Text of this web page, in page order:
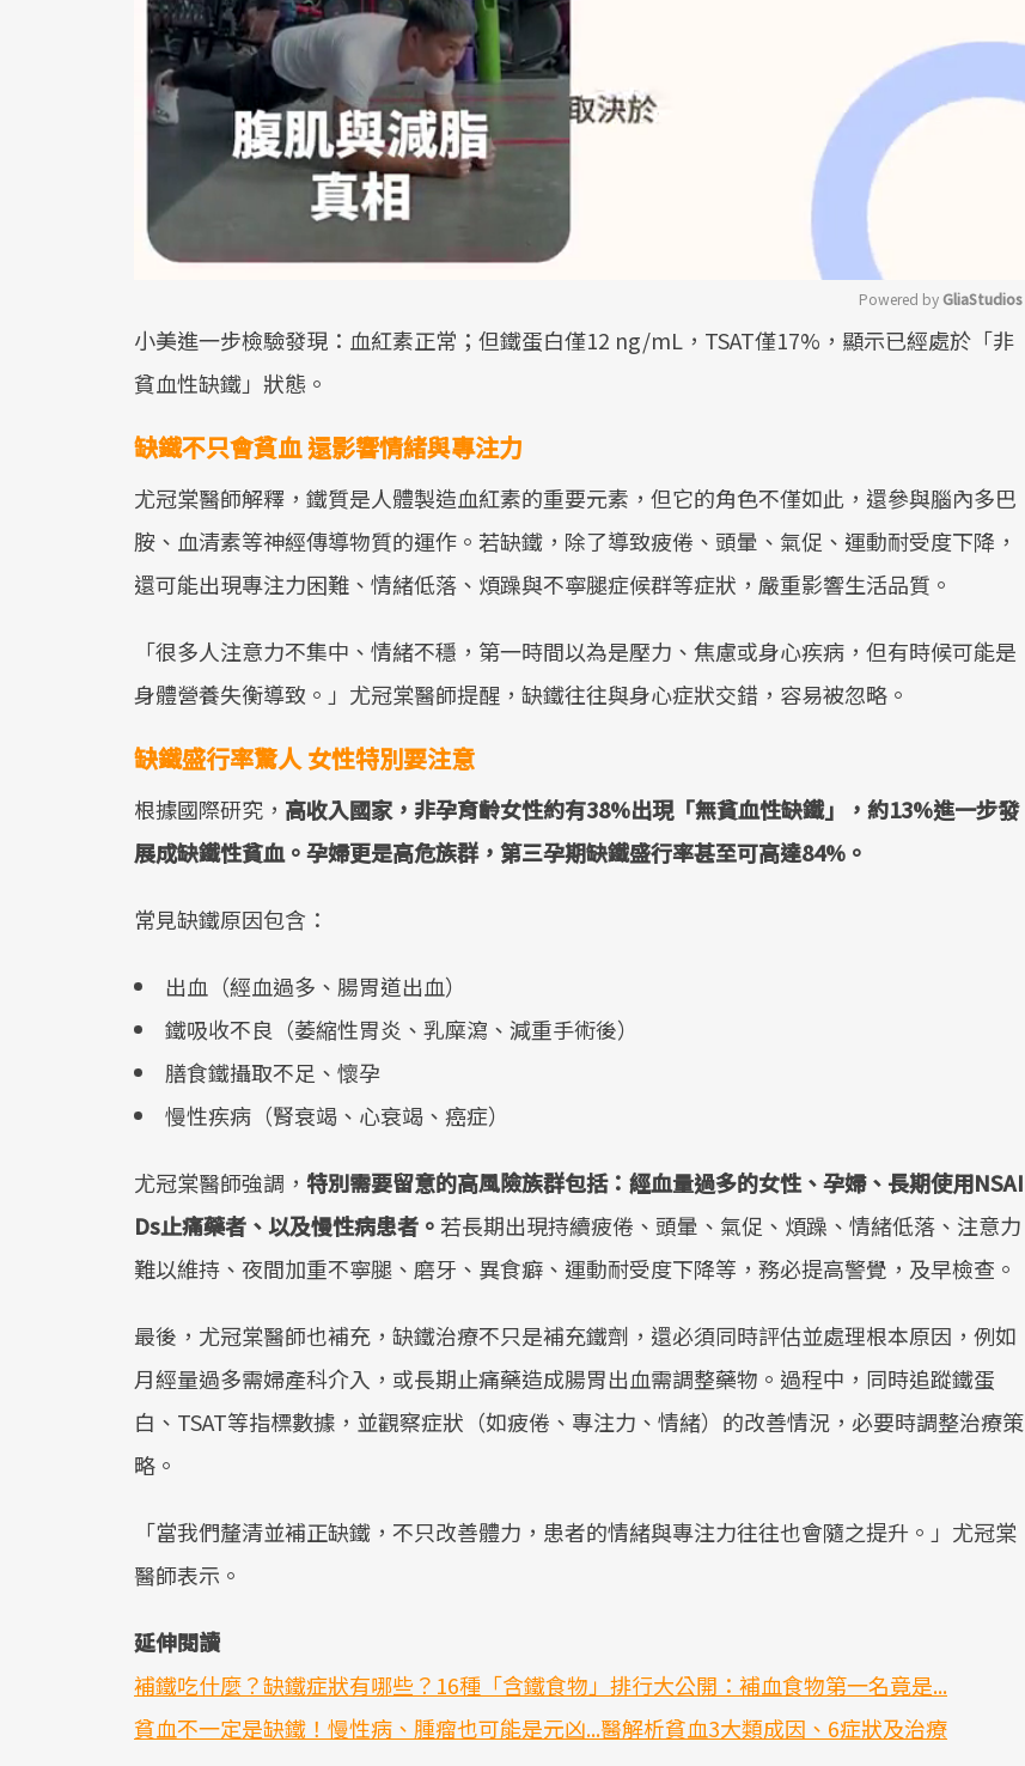
Powered by GliaStudios
小美進一步檢驗發現：血紅素正常；但鐵蛋白僅12 ng/mL，TSAT僅17%，顯示已經處於「非
貧血性缺鐵」狀態。
缺鐵不只會貧血 還影響情緒與專注力
尤冠棠醫師解釋，鐵質是人體製造血紅素的重要元素，但它的角色不僅如此，還參與腦內多巴
胺、血清素等神經傳導物質的運作。若缺鐵，除了導致疲倦、頭暈、氣促、運動耐受度下降，
還可能出現專注力困難、情緒低落、煩躁與不寧腿症候群等症狀，嚴重影響生活品質。
「很多人注意力不集中、情緒不穩，第一時間以為是壓力、焦慮或身心疾病，但有時候可能是
身體營養失衡導致。」尤冠棠醫師提醒，缺鐵往往與身心症狀交錯，容易被忽略。
缺鐵盛行率驚人 女性特別要注意
根據國際研究， 高收入國家，非孕育齡女性約有38%出現「無貧血性缺鐵」，約13%進一步發
展成缺鐵性貧血。孕婦更是高危族群，第三孕期缺鐵盛行率甚至可高達84%。
常見缺鐵原因包含：
出血（經血過多、腸胃道出血）
鐵吸收不良（萎縮性胃炎、乳糜瀉、減重手術後）
膳食鐵攝取不足、懷孕
慢性疾病（腎衰竭、心衰竭、癌症）
尤冠棠醫師強調， 特別需要留意的高風險族群包括：經血量過多的女性、孕婦、長期使用NSAI
Ds止痛藥者、以及慢性病患者。 若長期出現持續疲倦、頭暈、氣促、煩躁、情緒低落、注意力
難以維持、夜間加重不寧腿、磨牙、異食癖、運動耐受度下降等，務必提高警覺，及早檢查。
最後，尤冠棠醫師也補充，缺鐵治療不只是補充鐵劑，還必須同時評估並處理根本原因，例如
月經量過多需婦產科介入，或長期止痛藥造成腸胃出血需調整藥物。過程中，同時追蹤鐵蛋
白、TSAT等指標數據，並觀察症狀（如疲倦、專注力、情緒）的改善情況，必要時調整治療策
略。
「當我們釐清並補正缺鐵，不只改善體力，患者的情緒與專注力往往也會隨之提升。」尤冠棠
醫師表示。
延伸閱讀
補鐵吃什麼？缺鐵症狀有哪些？16種「含鐵食物」排行大公開：補血食物第一名竟是...
貧血不一定是缺鐵！慢性病、腫瘤也可能是元凶...醫解析貧血3大類成因、6症狀及治療